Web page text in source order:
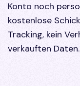
Konto noch
kostenlose
Tracking, kein
verkauften Daten.